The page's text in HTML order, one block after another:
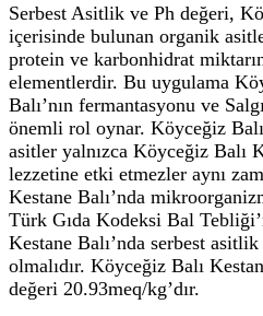
Serbest Asitlik ve Ph değeri,
içerisinde bulunan organik
protein ve karbonhidrat
elementlerdir. Bu uygulama
Balı’nın fermantasyonu ve
önemli rol oynar. Köyceğiz
asitler yalnızca Köyceğiz Balı
lezzetine etki etmezler aynı
Kestane Balı’nda
Türk Gıda Kodeksi Bal
Kestane Balı’nda serbest
olmalıdır. Köyceğiz Balı
değeri 20.93meq/kg’dır.